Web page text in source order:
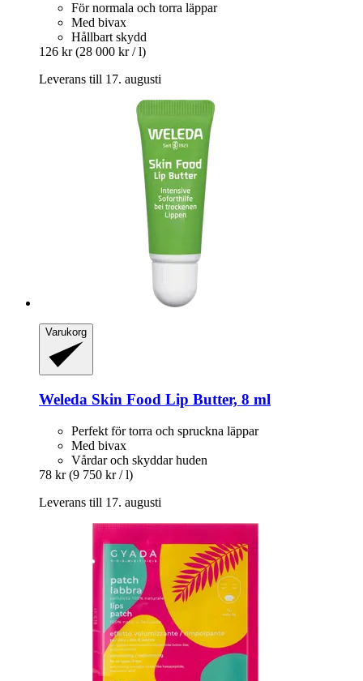
För normala och torra läppar
Med bivax
Hållbart skydd
126 kr (28 000 kr / l)
Leverans till 17. augusti
Varukorg
Weleda Skin Food Lip Butter, 8 ml
Perfekt för torra och spruckna läppar
Med bivax
Vårdar och skyddar huden
78 kr (9 750 kr / l)
Leverans till 17. augusti